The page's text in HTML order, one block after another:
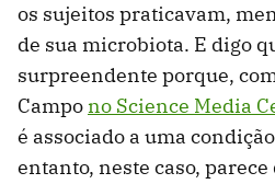
os sujeitos praticavam,
de sua microbiota. E digo
surpreendente porque,
Campono Science Media
é associado a uma
entanto, neste caso,